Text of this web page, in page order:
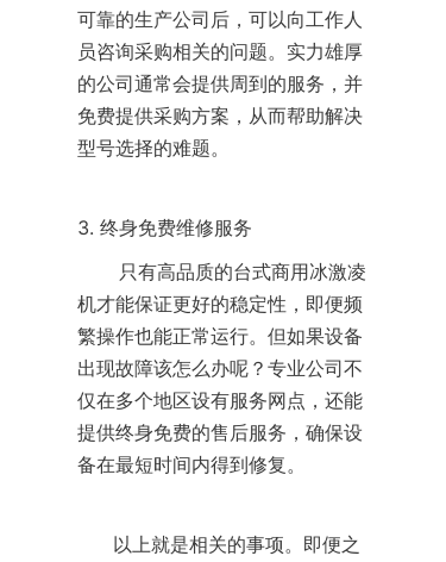
可靠的生产公司后，可以向工作人
员咨询采购相关的问题。实力雄厚
的公司通常会提供周到的服务，并
免费提供采购方案，从而帮助解决
型号选择的难题。
3. 终身免费维修服务
只有高品质的台式商用冰激凌
机才能保证更好的稳定性，即便频
繁操作也能正常运行。但如果设备
出现故障该怎么办呢？专业公司不
仅在多个地区设有服务网点，还能
提供终身免费的售后服务，确保设
备在最短时间内得到修复。
以上就是相关的事项。即便之